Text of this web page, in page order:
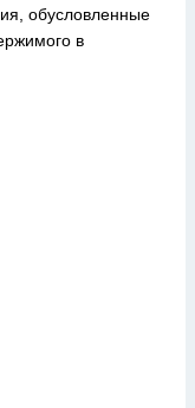
обусловленные
в